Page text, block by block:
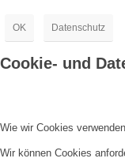
OK Datenschutz
Cookie- und
Wie wir Cookies verwenden
Wir können Cookies